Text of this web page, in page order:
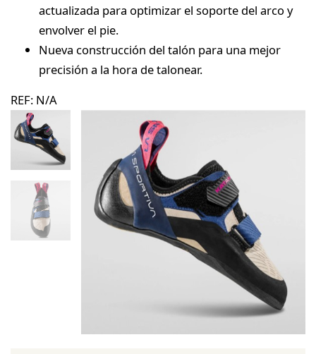
actualizada para optimizar el soporte del arco y
envolver el pie.
Nueva construcción del talón para una mejor
precisión a la hora de talonear.
REF: N/A